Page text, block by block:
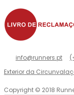
info@runners.pt
Exterior da
Copyright © 2018